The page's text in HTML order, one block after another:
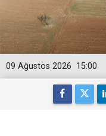
15:00
09 Ağustos 2026